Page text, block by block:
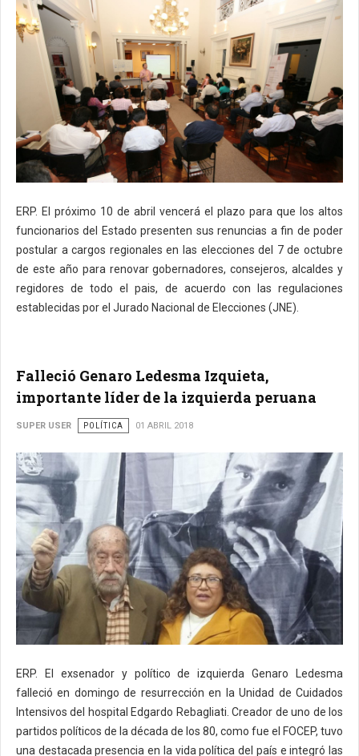
ERP. El próximo 10 de abril vencerá el plazo para que los altos
funcionarios del Estado presenten sus renuncias a fin de poder
postular a cargos regionales en las elecciones del 7 de octubre
de este año para renovar gobernadores, consejeros, alcaldes y
regidores de todo el pais, de acuerdo con las regulaciones
establecidas por el Jurado Nacional de Elecciones (JNE).
Falleció Genaro Ledesma Izquieta,
importante líder de la izquierda peruana
SUPER USER POLÍTICA 01 ABRIL 2018
ERP. El exsenador y político de izquierda Genaro Ledesma
falleció en domingo de resurrección en la Unidad de Cuidados
Intensivos del hospital Edgardo Rebagliati. Creador de uno de los
partidos políticos de la década de los 80, como fue el FOCEP, tuvo
una destacada presencia en la vida política del país e integró las